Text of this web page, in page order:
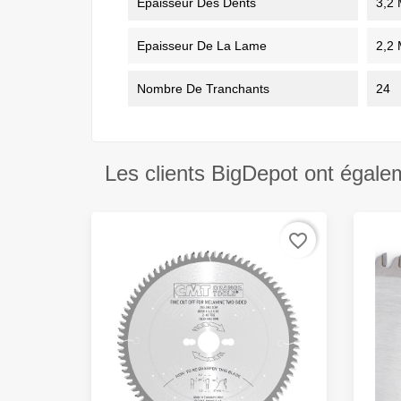
Epaisseur De La Lame 2,2
Nombre De Tranchants 24
Les clients BigDepot ont
favorite_border